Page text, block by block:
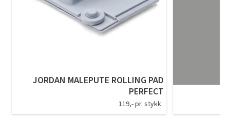
JORDAN MALEPUTE ROLLING PAD
PERFECT
119,- pr. stykk